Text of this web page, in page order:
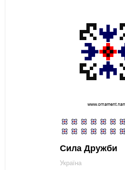
Сила Дружби
Україна